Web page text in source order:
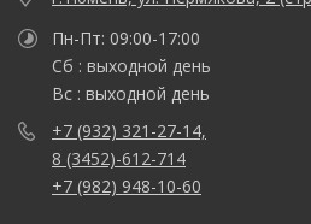
Пн-Пт: 09:00-17:00
Сб : выходной день
Вс : выходной день
+7 (932) 321-27-14,
8 (3452)-612-714
+7 (982) 948-10-60